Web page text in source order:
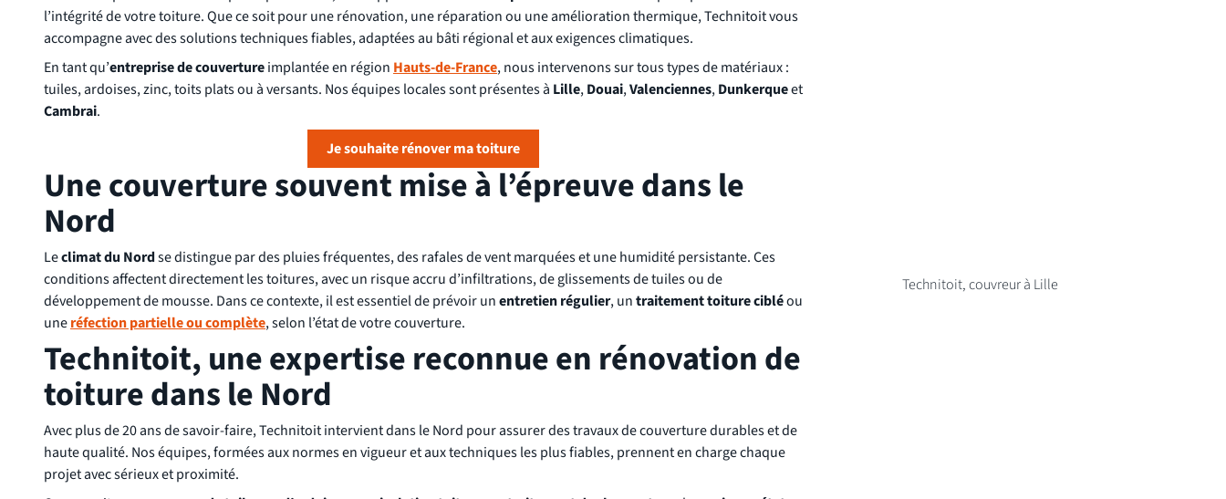
l’intégrité de votre toiture. Que ce soit pour une rénovation, une réparation ou une amélioration thermique, Technitoit vous
accompagne avec des solutions techniques fiables, adaptées au bâti régional et aux exigences climatiques.
En tant qu’entreprise de couvertureimplantée en région Hauts-de-France, nous intervenons sur tous types de matériaux :
tuiles, ardoises, zinc, toits plats ou à versants. Nos équipes locales sont présentes à Lille,Douai,Valenciennes,Dunkerqueet
Cambrai.
Je souhaite rénover ma toiture
Une couverture souvent mise à l’épreuve dans le
Nord
Leclimat du Nordse distingue par des pluies fréquentes, des rafales de vent marquées et une humidité persistante. Ces
conditions affectent directement les toitures, avec un risque accru d’infiltrations, de glissements de tuiles ou de
développement de mousse. Dans ce contexte, il est essentiel de prévoir unentretien régulier, untraitement toiture cibléou
uneréfection partielle ou complète, selon l’état de votre couverture.
Technitoit, une expertise reconnue en rénovation de
toiture dans le Nord
Avec plus de 20 ans de savoir-faire, Technitoit intervient dans le Nord pour assurer des travaux de couverture durables et de
haute qualité. Nos équipes, formées aux normes en vigueur et aux techniques les plus fiables, prennent en charge chaque
projet avec sérieux et proximité.
Technitoit, couvreur à Lille